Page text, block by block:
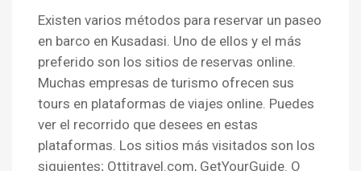
Existen varios métodos para reservar un paseo
en barco en Kusadasi. Uno de ellos y el más
preferido son los sitios de reservas online.
Muchas empresas de turismo ofrecen sus
tours en plataformas de viajes online. Puedes
ver el recorrido que desees en estas
plataformas. Los sitios más visitados son los
siguientes; Ottitravel.com, GetYourGuide. O